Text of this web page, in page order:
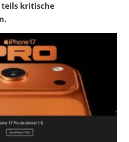
teils kritische